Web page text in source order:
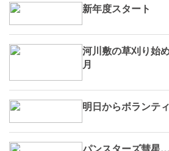
新年度スタート
河川敷の草刈り始
月
明日からボランテ
パンスターズ彗星